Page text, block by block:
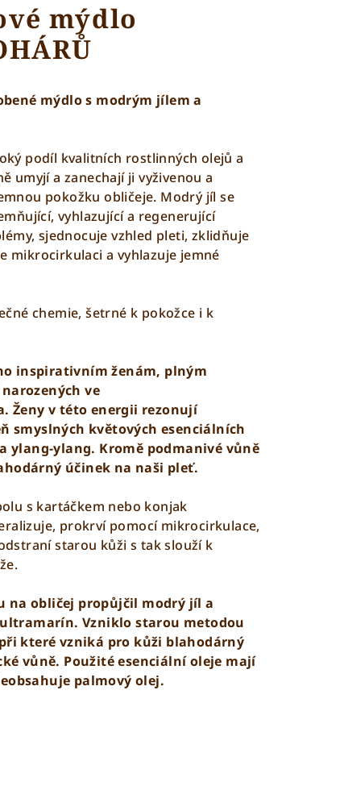
mýdlo
mýdlo s modrým jílem a
podíl kvalitních rostlinných olejů a
umyjí a zanechají ji vyživenou a
pokožku obličeje. Modrý jíl se
vyhlazující a regenerující
sjednocuje vzhled pleti, zklidňuje
mikrocirkulaci a vyhlazuje jemné
chemie, šetrné k pokožce i k
inspirativním ženám, plným
ve
. Ženy v této energii rezonují
smyslných květových esenciálních
ylang-ylang. Kromě podmanivé vůně
účinek na naši pleť.
s kartáčkem nebo konjak
prokrví pomocí mikrocirkulace,
starou kůži s tak slouží k
na obličej propůjčil modrý jíl a
Vzniklo starou metodou
které vzniká pro kůži blahodárný
vůně. Použité esenciální oleje mají
palmový olej.